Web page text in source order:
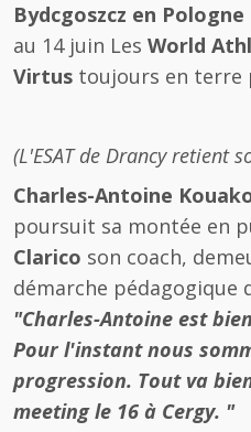
Bydcgoszcz en Pologne
au 14 juin Les World
Virtus toujours en terre
(L'ESAT de Drancy retient
Charles-Antoine
poursuit sa montée en
Clarico son coach,
démarche pédagogique
"Charles-Antoine est
Pour l'instant nous
progression. Tout va
meeting le 16 à Cergy. "